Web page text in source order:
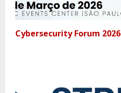
Cybersecurity Forum 2026